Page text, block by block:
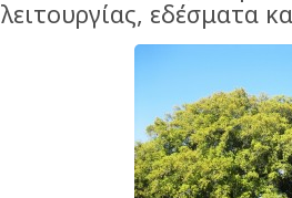
λειτουργίας, εδέσματα